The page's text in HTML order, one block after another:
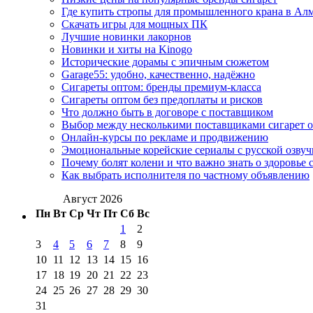
Где купить стропы для промышленного крана в
Скачать игры для мощных ПК
Лучшие новинки лакорнов
Новинки и хиты на Kinogo
Исторические дорамы с эпичным сюжетом
Garage55: удобно, качественно, надёжно
Сигареты оптом: бренды премиум-класса
Сигареты оптом без предоплаты и рисков
Что должно быть в договоре с поставщиком
Выбор между несколькими поставщиками сигарет
Онлайн-курсы по рекламе и продвижению
Эмоциональные корейские сериалы с русской
Почему болят колени и что важно знать о здоровье
Как выбрать исполнителя по частному объявлению
Август 2026
Пн Вт Ср Чт Пт Сб Вс
1
2
3
4 5 6 7 8
9
10 11 12 13 14 15 16
17 18 19 20 21 22 23
24 25 26 27 28 29 30
31